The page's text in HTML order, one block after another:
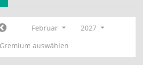
Februar
2027
Gremium auswählen